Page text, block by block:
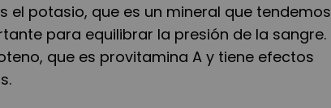
el potasio, que es un mineral que tendemos
para equilibrar la presión de la sangre.
que es provitamina A y tiene efectos